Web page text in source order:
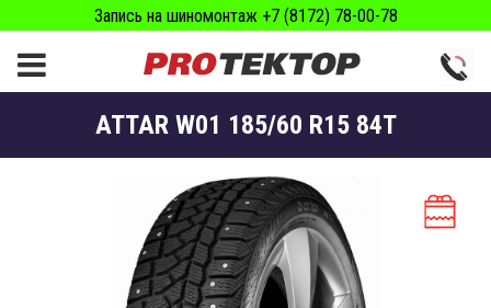
Запись на шиномонтаж +7 (8172) 78-00-78
ATTAR W01 185/60 R15 84T